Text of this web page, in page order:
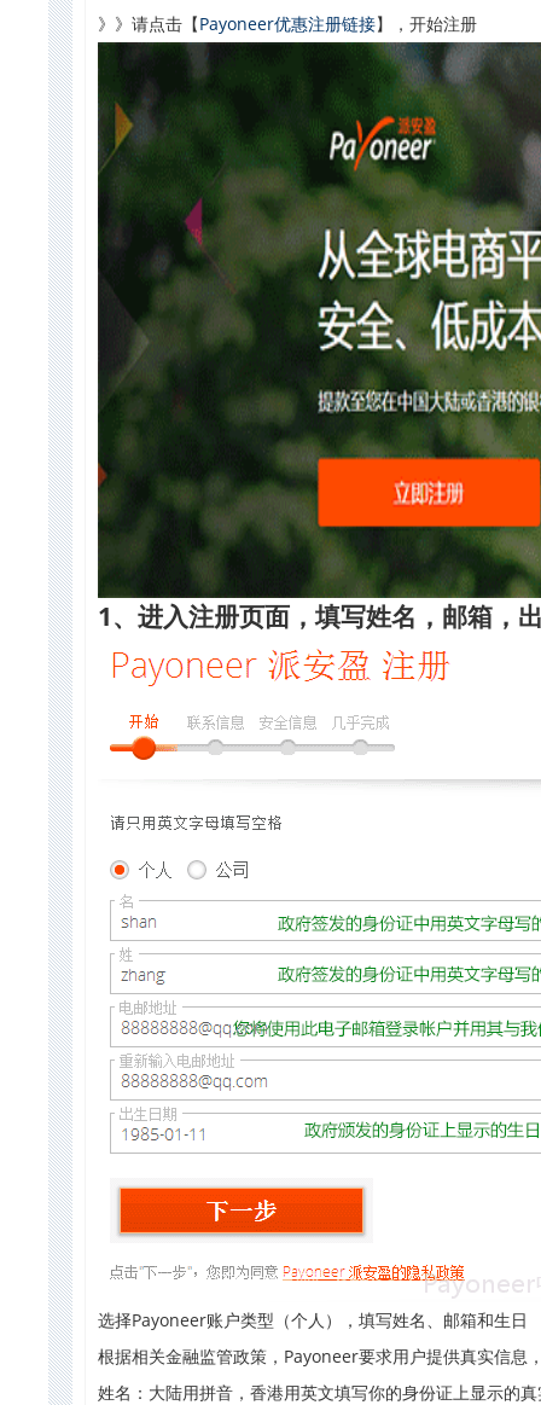
》》请点击【Payoneer优惠注册链接】，开始注册
1、 进入注册页面，填写姓名，邮箱，
选择Payoneer账户类型（个人），填写姓名、邮箱和生日
根据相关金融监管政策，Payoneer要求用户提供真实信息
姓名：大陆用拼音，香港用英文填写你的身份证上显示的